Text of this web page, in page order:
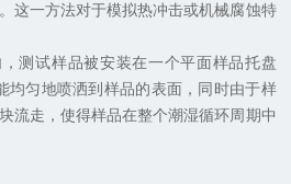
这一方法对于模拟热冲击或机械腐蚀特
测试样品被安装在一个平面样品托盘
均匀地喷洒到样品的表面，同时由于样
流走，使得样品在整个潮湿循环周期中